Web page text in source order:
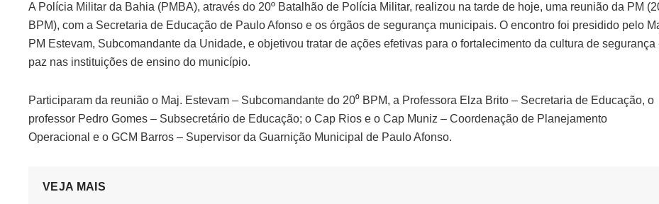
A Polícia Militar da Bahia (PMBA), através do 20º Batalhão de Polícia Militar, realizou na tarde de hoje, uma reunião da PM
BPM), com a Secretaria de Educação de Paulo Afonso e os órgãos de segurança municipais. O encontro foi presidido pelo
PM Estevam, Subcomandante da Unidade, e objetivou tratar de ações efetivas para o fortalecimento da cultura de segurança
paz nas instituições de ensino do município.
Participaram da reunião o Maj. Estevam – Subcomandante do 20⁰ BPM, a Professora Elza Brito – Secretaria de Educação, o
professor Pedro Gomes – Subsecretário de Educação; o Cap Rios e o Cap Muniz – Coordenação de Planejamento
Operacional e o GCM Barros – Supervisor da Guarnição Municipal de Paulo Afonso.
VEJA MAIS